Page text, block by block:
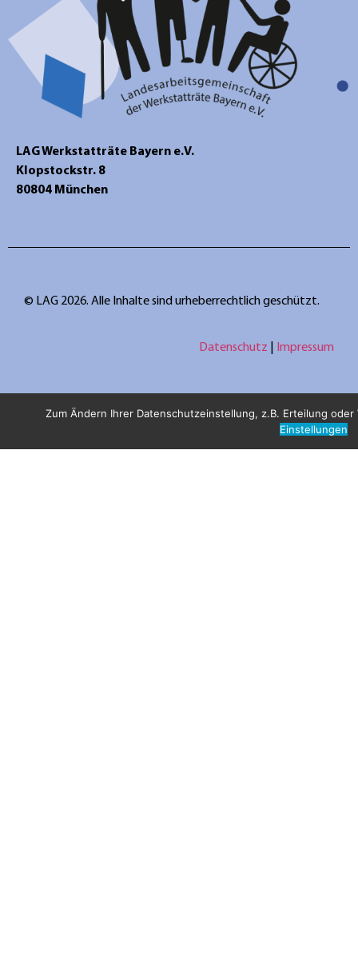
LAG Werkstatträte Bayern e.V.
Klopstockstr. 8
80804 München
© LAG 2026. Alle Inhalte sind urheberrechtlich geschützt.
Datenschutz Impressum
Zum Ändern Ihrer Datenschutzeinstellung, z.B. Erteilung
Einstellungen